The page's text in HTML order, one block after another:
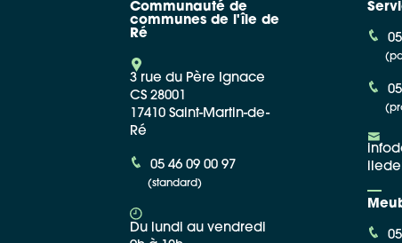
Communauté de
communes de l'île de
Ré
3 rue du Père Ignace
CS 28001
17410 Saint-Martin-de-
Ré
05 46 09 00 97
(standard)
Du lundi au vendredi